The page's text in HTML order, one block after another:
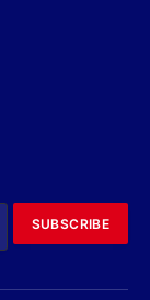
SUBSCRIBE